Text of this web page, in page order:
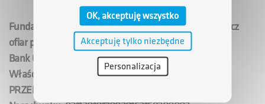
Fundacja ARP zachęca do przekazywania wpłat na rzecz
ofiar powodzi na konto:
Bank Gospodarstwa Krajowego
Właściciel rachunku: FUNDACJA AGENCJI ROZWOJU
PRZEMYSŁU
OK, akceptuję wszystko
Akceptuję tylko niezbędne
Personalizacja